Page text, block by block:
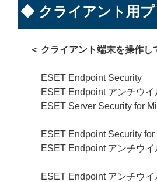
◆ クライアント用プ
＜ クライアント端末を操作し
ESET Endpoint Security
ESET Endpoint アンチウイ
ESET Server Security for
ESET Endpoint Security for
ESET Endpoint アンチウ
ESET Endpoint アンチウ